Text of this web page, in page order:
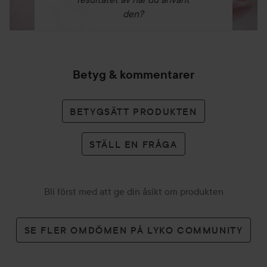
den?
Betyg & kommentarer
BETYGSÄTT PRODUKTEN
STÄLL EN FRÅGA
Bli först med att ge din åsikt om produkten
SE FLER OMDÖMEN PÅ LYKO COMMUNITY